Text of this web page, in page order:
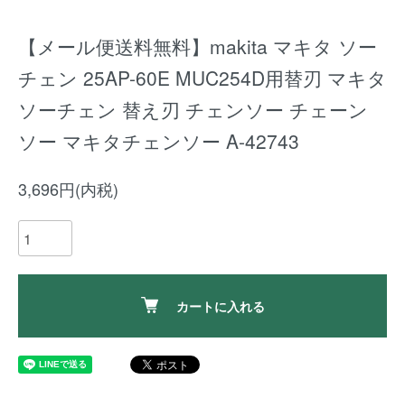
【メール便送料無料】makita マキタ ソー
チェン 25AP-60E MUC254D用替刃 マキタ
ソーチェン 替え刃 チェンソー チェーン
ソー マキタチェンソー A-42743
3,696円(内税)
カートに入れる